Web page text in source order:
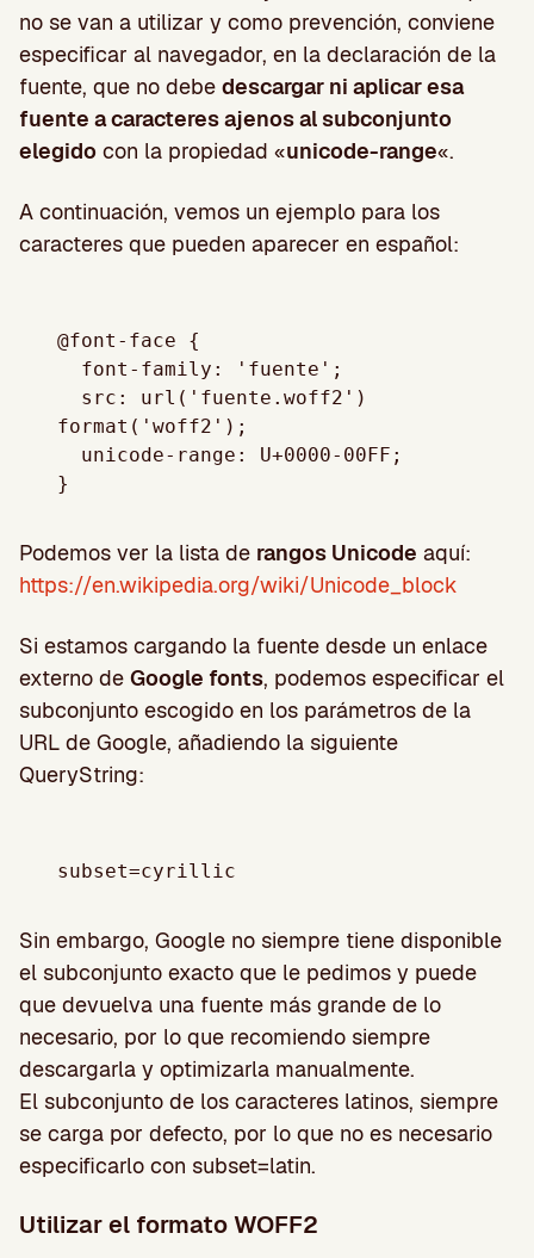
no se van a utilizar y como prevención, conviene
especificar al navegador, en la declaración de la
fuente, que no debe descargar ni aplicar esa
fuente a caracteres ajenos al subconjunto
elegido con la propiedad «unicode-range«.
A continuación, vemos un ejemplo para los
caracteres que pueden aparecer en español:
@font-face {
format('woff2');
Podemos ver la lista de rangos Unicode aquí:
https://en.wikipedia.org/wiki/Unicode_block
Si estamos cargando la fuente desde un enlace
externo de Google fonts, podemos especificar el
subconjunto escogido en los parámetros de la
URL de Google, añadiendo la siguiente
QueryString:
Sin embargo, Google no siempre tiene disponible
el subconjunto exacto que le pedimos y puede
que devuelva una fuente más grande de lo
necesario, por lo que recomiendo siempre
descargarla y optimizarla manualmente.
El subconjunto de los caracteres latinos, siempre
se carga por defecto, por lo que no es necesario
especificarlo con subset=latin.
Utilizar el formato WOFF2